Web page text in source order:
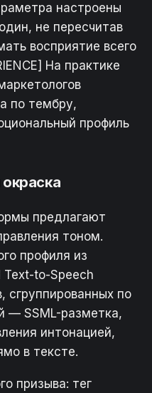
настроены
не пересчитав
восприятие всего
На практике
по тембру,
профиль
предлагают
тоном.
профиля из
Text-to-Speech
сгруппированных по
— SSML-разметка,
интонацией,
в тексте.
призыва: тег